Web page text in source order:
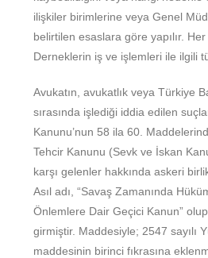
ilişkiler birimlerine veya Genel
belirtilen esaslara göre yapılır.
Derneklerin iş ve işlemleri ile ilgili
Avukatın, avukatlık veya Türkiye
sırasında işlediği iddia edilen
Kanunu’nun 58 ila 60.
Tehcir Kanunu (Sevk ve İskan
karşı gelenler hakkında askeri
Asıl adı, “Savaş Zamanında
Önlemlere Dair Geçici Kanun”
girmiştir. Maddesiyle; 2547 sayılı
maddesinin birinci fıkrasına